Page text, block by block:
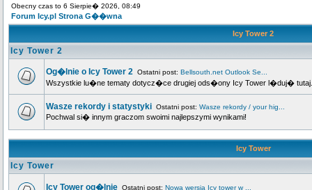
Obecny czas to 6 Sierpie� 2026, 08:49
Forum Icy.pl Strona G��wna
Icy Tower 2
Icy Tower 2
Og�lnie o Icy Tower 2 Ostatni post: Bellsouth.net Outlook Se...
Wszystkie lu�ne tematy dotycz�ce drugiej ods�ony Icy Tower l�duj� tutaj.
Wasze rekordy i statystyki Ostatni post: Wasze rekordy / your hig...
Pochwal si� innym graczom swoimi najlepszymi wynikami!
Icy Tower
Icy Tower
Icy Tower og�lnie Ostatni post: Nowa wersja Icy tower w ...